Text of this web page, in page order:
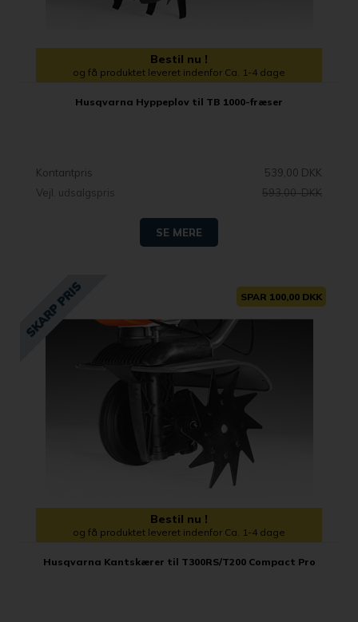
Bestil nu !
og få produktet leveret indenfor Ca. 1-4 dage
Husqvarna Hyppeplov til TB 1000-fræser
Kontantpris
539,00 DKK
Vejl. udsalgspris
593,00 DKK
SE MERE
SPAR 100,00 DKK
Bestil nu !
og få produktet leveret indenfor Ca. 1-4 dage
Husqvarna Kantskærer til T300RS/T200 Compact Pro